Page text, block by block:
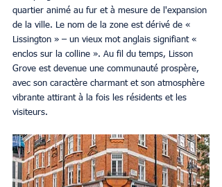
quartier animé au fur et à mesure de l'expansion
de la ville. Le nom de la zone est dérivé de «
Lissington » – un vieux mot anglais signifiant «
enclos sur la colline ». Au fil du temps, Lisson
Grove est devenue une communauté prospère,
avec son caractère charmant et son atmosphère
vibrante attirant à la fois les résidents et les
visiteurs.